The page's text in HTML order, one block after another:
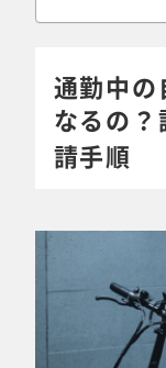
通勤中
なるの
請手順